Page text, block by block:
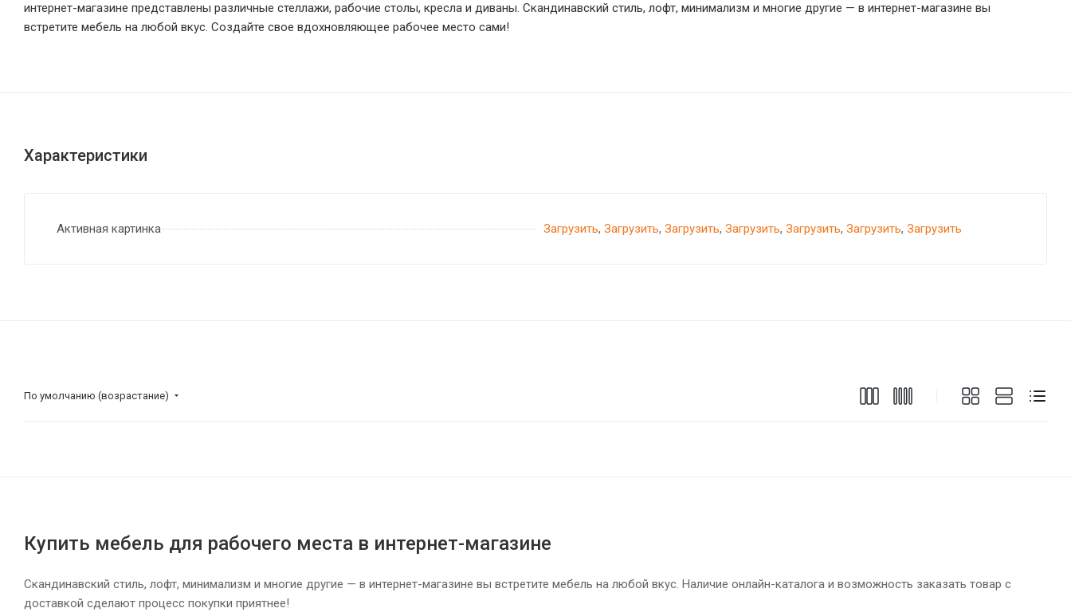
интернет-магазине представлены различные стеллажи, рабочие столы, кресла и диваны. Скандинавский стиль, лофт, минимализм и многие другие — в интернет-магазине вы
встретите мебель на любой вкус. Создайте свое вдохновляющее рабочее место сами!
Характеристики
Активная картинка Загрузить, Загрузить, Загрузить, Загрузить, Загрузить, Загрузить, Загрузить
По умолчанию (возрастание)
Купить мебель для рабочего места в интернет-магазине
Скандинавский стиль, лофт, минимализм и многие другие — в интернет-магазине вы встретите мебель на любой вкус. Наличие онлайн-каталога и возможность заказать товар с
доставкой сделают процесс покупки приятнее!